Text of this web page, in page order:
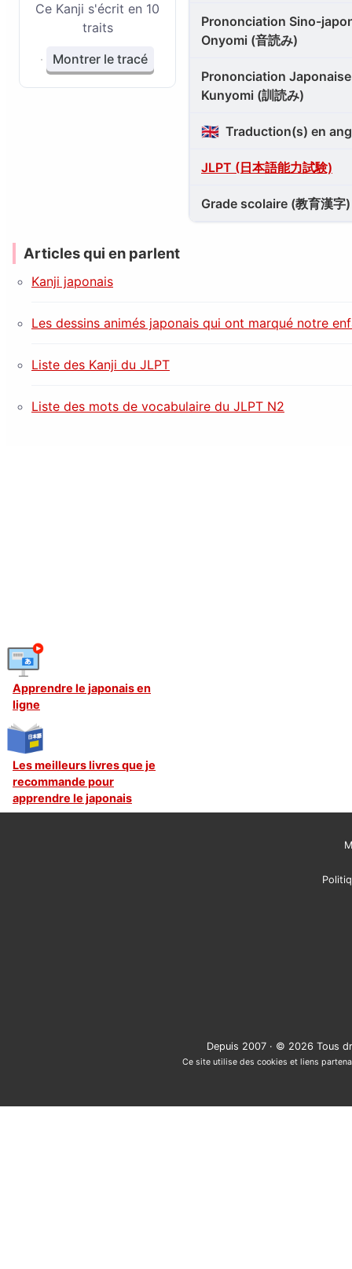
Ce Kanji s'écrit en 10
traits
Montrer le tracé
Prononciation Sino-
Onyomi (音読み)
Prononciation
Kunyomi (訓読み)
🇬🇧 Traduction(s) en
JLPT (日本語能力試験)
Grade scolaire (教育漢字)
Articles qui en parlent
Kanji japonais
Les dessins animés japonais qui ont marqué notre
Liste des Kanji du JLPT
Liste des mots de vocabulaire du JLPT N2
Apprendre le japonais en
ligne
Les meilleurs livres que je
recommande pour
apprendre le japonais
Depuis 2007 · © 2026 Tous
Ce site utilise des cookies et liens